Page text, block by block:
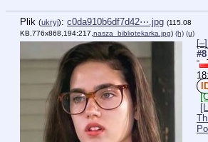
Plik (ukryj): c0da910b6df7d42⋯.jpg (115.08
KB,776x868,194:217, nasza_bibliotekarka.jpg) (h) (u)
[–]
#8